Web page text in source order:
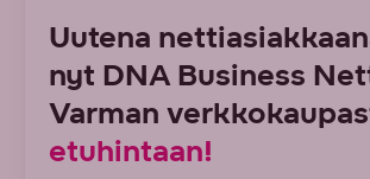
Uutena
nyt DNA Business
Varman
etuhintaan!